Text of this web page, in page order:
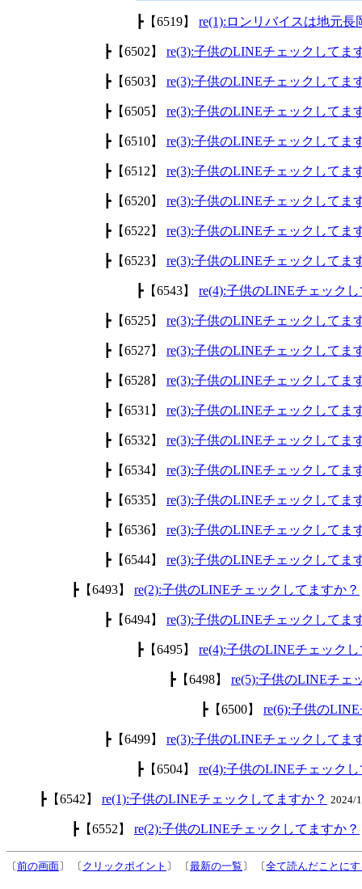
┣【6519】 re(1):ロンリバイスは地元
┣【6502】 re(3):子供のLINEチェックしてま
┣【6503】 re(3):子供のLINEチェックしてま
┣【6505】 re(3):子供のLINEチェックしてま
┣【6510】 re(3):子供のLINEチェックしてま
┣【6512】 re(3):子供のLINEチェックしてま
┣【6520】 re(3):子供のLINEチェックしてま
┣【6522】 re(3):子供のLINEチェックしてま
┣【6523】 re(3):子供のLINEチェックしてま
┣【6543】 re(4):子供のLINEチェック
┣【6525】 re(3):子供のLINEチェックしてま
┣【6527】 re(3):子供のLINEチェックしてま
┣【6528】 re(3):子供のLINEチェックしてま
┣【6531】 re(3):子供のLINEチェックしてま
┣【6532】 re(3):子供のLINEチェックしてま
┣【6534】 re(3):子供のLINEチェックしてま
┣【6535】 re(3):子供のLINEチェックしてま
┣【6536】 re(3):子供のLINEチェックしてま
┣【6544】 re(3):子供のLINEチェックしてま
┣【6493】 re(2):子供のLINEチェックしてますか？
┣【6494】 re(3):子供のLINEチェックしてま
┣【6495】 re(4):子供のLINEチェック
┣【6498】 re(5):子供のLINEチェ
┣【6500】 re(6):子供の
┣【6499】 re(3):子供のLINEチェックしてま
┣【6504】 re(4):子供のLINEチェック
┣【6542】 re(1):子供のLINEチェックしてますか？ 2024/
┣【6552】 re(2):子供のLINEチェックしてますか？
〔前の画面〕 〔 クリックポイント 〕 〔最新の一覧 〕 〔全て読んだことに